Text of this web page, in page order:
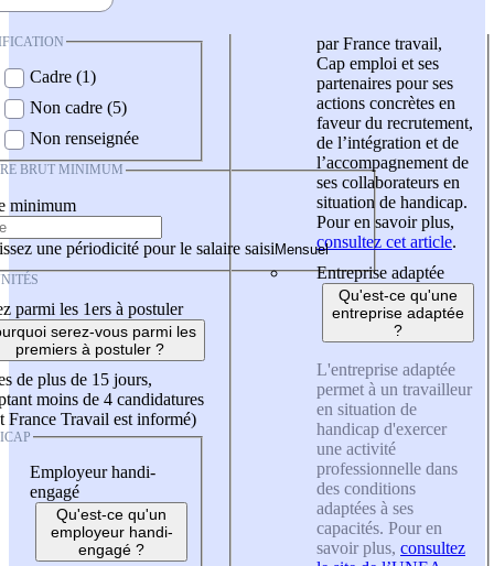
Cadre (1)
Non cadre (5)
Non renseignée
BRUT MINIMUM
minimum
une périodicité pour le salaire saisi
parmi les 1ers à postuler
serez-vous parmi les
premiers à postuler ?
de plus de 15 jours,
moins de 4 candidatures
France Travail est informé)
Employeur handi-
engagé
Qu'est-ce qu'un
employeur handi-
engagé ?
par France travail,
Cap emploi et ses
partenaires pour ses
actions concrètes en
faveur du recrutement,
de l’intégration et de
l’accompagnement de
ses collaborateurs en
situation de handicap.
Pour en savoir plus,
consultez cet article.
Entreprise adaptée
Qu'est-ce qu'une
entreprise adaptée
?
L'entreprise adaptée
permet à un travailleur
en situation de
handicap d'exercer
une activité
professionnelle dans
des conditions
adaptées à ses
capacités. Pour en
savoir plus, consultez